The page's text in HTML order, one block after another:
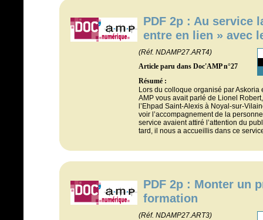
PDF 2p : Au service
entre en lien » avec
(Réf. NDAMP27.ART4)
Article paru dans Doc'AMP n°27
Résumé :
Lors du colloque organisé par
AMP vous avait parlé de Lionel
l’Ehpad Saint-Alexis à Noyal-sur-
voir l’accompagnement de la
service avaient attiré l’attention du
tard, il nous a accueillis dans ce
PDF 2p : Monter un
formation
(Réf. NDAMP27.ART3)